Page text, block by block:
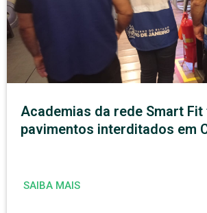
Academias da rede Smart
pavimentos interditados em
SAIBA MAIS